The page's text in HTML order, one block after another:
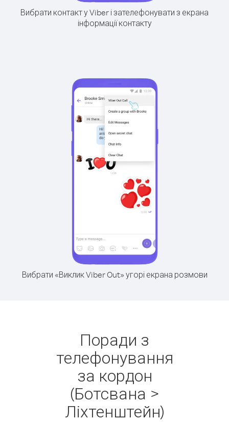
Вибрати контакт у Viber і зателефонувати з екрана
інформації контакту
Вибрати «Виклик Viber Out» угорі екрана розмови
Поради з
телефонування
за кордон
(Ботсвана >
Ліхтенштейн)